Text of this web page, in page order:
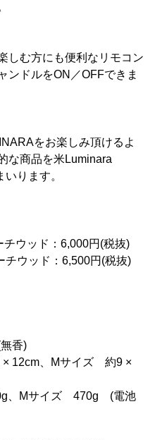
しむ方にも便利なリモコン
ンドルをON／OFFできま
をお楽しみ頂けるよ
な商品を米Luminara
ります。
チウッド：6,000円(税抜)
チウッド：6,500円(税抜)
香)
、Mサイズ 約9 ×
サイズ 470g (電池